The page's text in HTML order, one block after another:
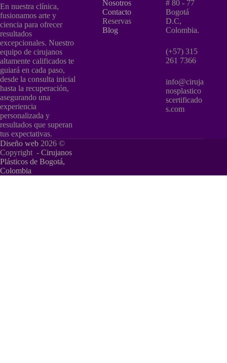
En nuestra clínica,
fusionamos arte y
ciencia para ofrecer
resultados
excepcionales. Nuestro
equipo de cirujanos
altamente calificados te
guiará en cada paso,
desde la consulta inicial
hasta la recuperación,
asegurando una
experiencia
personalizada y
resultados que superan
tus expectativas.
Nosotros
Contacto
Reservas
Blog
# 80 - 77
Bogotá
D.C,
Colombia.
(+57) 315
261 7366
info@ciruja
nosplastico
scertificado
s.com
Diseño web 2026 ©
Copyright - Cirujanos
Plásticos de Bogotá,
Colombia